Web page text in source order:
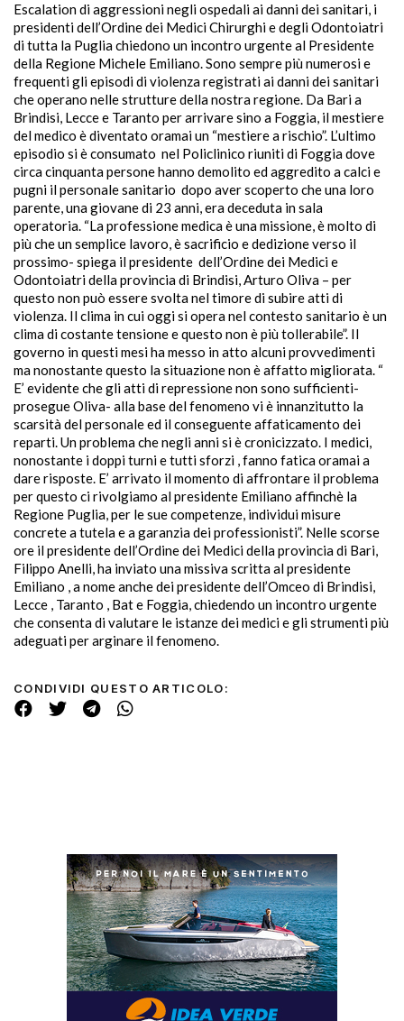
Escalation di aggressioni negli ospedali ai danni dei sanitari, i
presidenti dell’Ordine dei Medici Chirurghi e degli Odontoiatri
di tutta la Puglia chiedono un incontro urgente al Presidente
della Regione Michele Emiliano. Sono sempre più numerosi e
frequenti gli episodi di violenza registrati ai danni dei sanitari
che operano nelle strutture della nostra regione. Da Bari a
Brindisi, Lecce e Taranto per arrivare sino a Foggia, il mestiere
del medico è diventato oramai un “mestiere a rischio”. L’ultimo
episodio si è consumato nel Policlinico riuniti di Foggia dove
circa cinquanta persone hanno demolito ed aggredito a calci e
pugni il personale sanitario dopo aver scoperto che una loro
parente, una giovane di 23 anni, era deceduta in sala
operatoria. “La professione medica è una missione, è molto di
più che un semplice lavoro, è sacrificio e dedizione verso il
prossimo- spiega il presidente dell’Ordine dei Medici e
Odontoiatri della provincia di Brindisi, Arturo Oliva – per
questo non può essere svolta nel timore di subire atti di
violenza. Il clima in cui oggi si opera nel contesto sanitario è un
clima di costante tensione e questo non è più tollerabile”. Il
governo in questi mesi ha messo in atto alcuni provvedimenti
ma nonostante questo la situazione non è affatto migliorata. “
E’ evidente che gli atti di repressione non sono sufficienti-
prosegue Oliva- alla base del fenomeno vi è innanzitutto la
scarsità del personale ed il conseguente affaticamento dei
reparti. Un problema che negli anni si è cronicizzato. I medici,
nonostante i doppi turni e tutti sforzi , fanno fatica oramai a
dare risposte. E’ arrivato il momento di affrontare il problema
per questo ci rivolgiamo al presidente Emiliano affinchè la
Regione Puglia, per le sue competenze, individui misure
concrete a tutela e a garanzia dei professionisti”. Nelle scorse
ore il presidente dell’Ordine dei Medici della provincia di Bari,
Filippo Anelli, ha inviato una missiva scritta al presidente
Emiliano , a nome anche dei presidente dell’Omceo di Brindisi,
Lecce , Taranto , Bat e Foggia, chiedendo un incontro urgente
che consenta di valutare le istanze dei medici e gli strumenti più
adeguati per arginare il fenomeno.
CONDIVIDI QUESTO ARTICOLO: